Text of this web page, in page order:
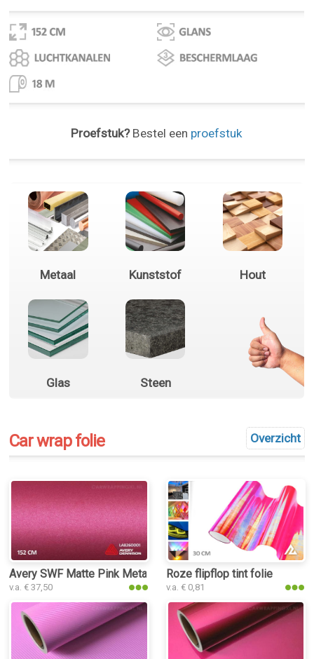
Proefstuk?Bestel een proefstuk
Metaal Kunststof Hout
Glas Steen
Overzicht
Car wrap folie
Avery SWF Matte Pink Metallic car wrap folie
v.a. € 37,50
Roze flipflop tint folie
v.a. € 0,81